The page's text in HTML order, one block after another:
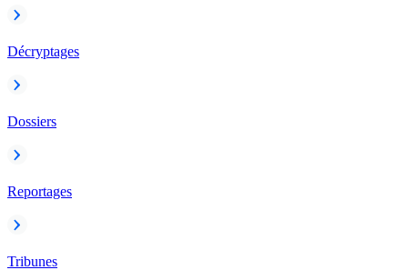
Décryptages
Dossiers
Reportages
Tribunes